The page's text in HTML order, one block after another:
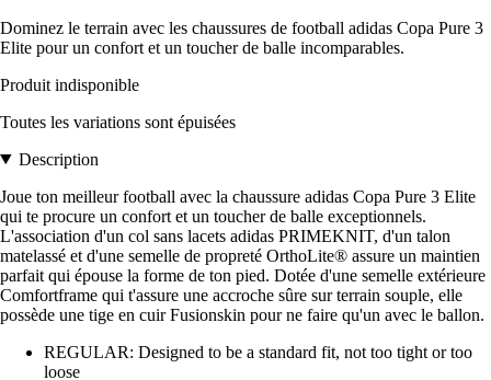
Dominez le terrain avec les chaussures de football adidas Copa Pure 3
Elite pour un confort et un toucher de balle incomparables.
Produit indisponible
Toutes les variations sont épuisées
Description
Joue ton meilleur football avec la chaussure adidas Copa Pure 3 Elite
qui te procure un confort et un toucher de balle exceptionnels.
L'association d'un col sans lacets adidas PRIMEKNIT, d'un talon
matelassé et d'une semelle de propreté OrthoLite® assure un maintien
parfait qui épouse la forme de ton pied. Dotée d'une semelle extérieure
Comfortframe qui t'assure une accroche sûre sur terrain souple, elle
possède une tige en cuir Fusionskin pour ne faire qu'un avec le ballon.
REGULAR: Designed to be a standard fit, not too tight or too
loose